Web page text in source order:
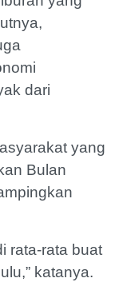
dari
yang
Bulan
rata-rata buat
katanya.